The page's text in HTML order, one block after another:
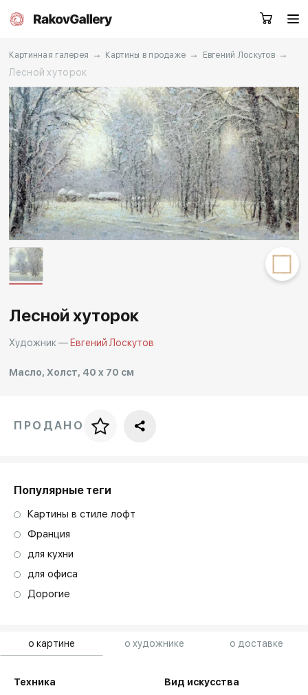
Екатеринбург
RU EN CN
Каталог Художники
О нас Услуги
События
Другие проекты
Rakov
Заказать звонок
Картинная галерея → Картины в продаже → Евгений Лоскутов →
Лесной хуторок
о картине о художнике о доставке
Техника
Вид искусства
Лесной хуторок
Художник — Евгений Лоскутов
Масло, Холст, 40 x 70 см
Цена за багет
ПРОДАНО
Популярные теги
Картины в стиле лофт
Франция
для кухни
для офиса
Дорогие